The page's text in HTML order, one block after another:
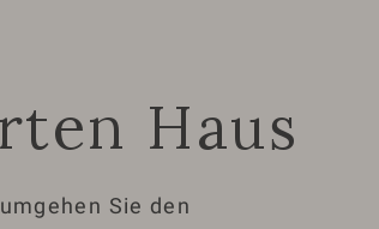
Haus
Sie den